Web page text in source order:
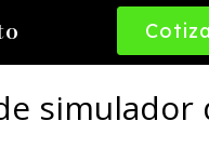
simulador